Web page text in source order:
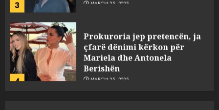
4
çfarë dënimi kërkon për
Mariela dhe Antonela
Berishën
MARCH 25, 2025